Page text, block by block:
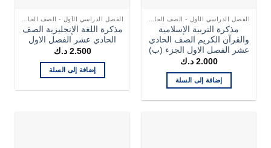
مذكرة التربية الإسلامية
والقرآن الكريم الصف الحادي
عشر الفصل الاول الجزء (ب)
2.000 د.ك
إضافة إلى السلة
مذكرة اللغة الإنجليزية الصف
الحادي عشر الفصل الاول
2.500 د.ك
إضافة إلى السلة